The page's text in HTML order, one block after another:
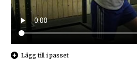
Lägg till i passet